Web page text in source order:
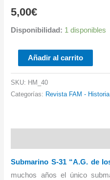
5,00€
Disponibilidad: 1 disponibles
HISTORIA
MILITAR
Añadir al carrito
SKU: HM_40
Categorías: Revista FAM -
Submarino S-31 “A.G. de
muchos años el único